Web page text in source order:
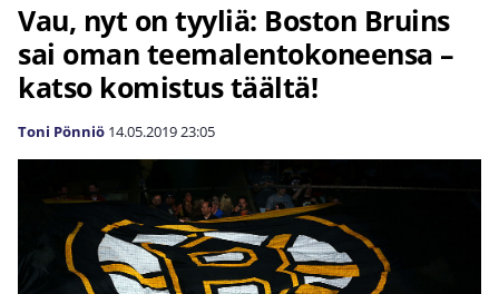
Vau, nyt on tyyliä: Boston Bruins
sai oman teemalentokoneensa –
katso komistus täältä!
Toni Pönniö 14.05.201923:05